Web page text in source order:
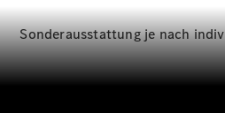
Unternehmen
Sonderausstattung je nach